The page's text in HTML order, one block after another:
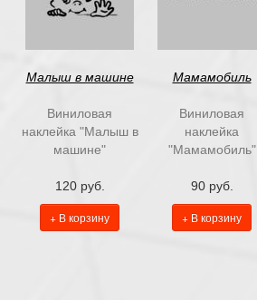
Малыш в машине
Виниловая
наклейка "Малыш в
машине"
120 руб.
+ В корзину
Мамамобиль
Виниловая
наклейка
"Мамамобиль"
90 руб.
+ В корзину